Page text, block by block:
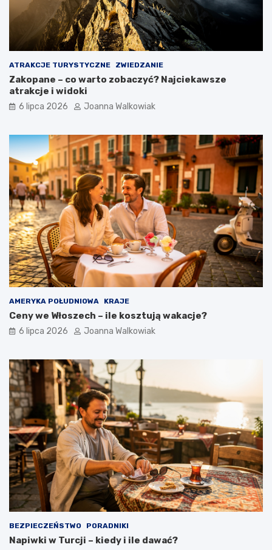
ATRAKCJE TURYSTYCZNE ZWIEDZANIE
Zakopane – co warto zobaczyć? Najciekawsze
atrakcje i widoki
6 lipca 2026 Joanna Walkowiak
AMERYKA POŁUDNIOWA KRAJE
Ceny we Włoszech – ile kosztują wakacje?
6 lipca 2026 Joanna Walkowiak
BEZPIECZEŃSTWO PORADNIKI
Napiwki w Turcji – kiedy i ile dawać?